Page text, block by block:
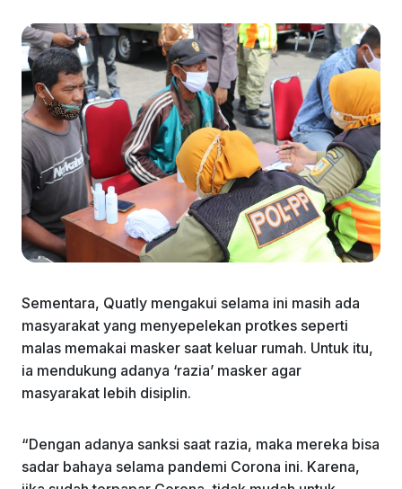
Sementara, Quatly mengakui selama ini masih ada
masyarakat yang menyepelekan protkes seperti
malas memakai masker saat keluar rumah. Untuk itu,
ia mendukung adanya ‘razia’ masker agar
masyarakat lebih disiplin.
“Dengan adanya sanksi saat razia, maka mereka bisa
sadar bahaya selama pandemi Corona ini. Karena,